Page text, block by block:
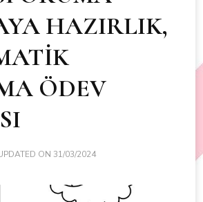
HAZIRLIK,
ÖDEV
ON 31/03/2024